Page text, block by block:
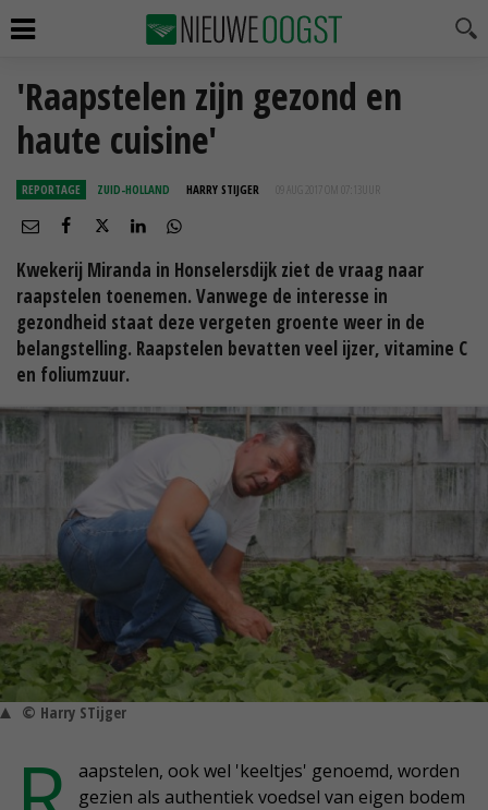
'Raapstelen zijn gezond en
haute cuisine'
REPORTAGE ZUID-HOLLAND HARRY STIJGER 09 AUG 2017 OM 07:13
Kwekerij Miranda in Honselersdijk ziet de vraag naar
raapstelen toenemen. Vanwege de interesse in
gezondheid staat deze vergeten groente weer in de
belangstelling. Raapstelen bevatten veel ijzer, vitamine C
en foliumzuur.
© Harry STijger
aapstelen, ook wel 'keeltjes' genoemd, worden
gezien als authentiek voedsel van eigen bodem